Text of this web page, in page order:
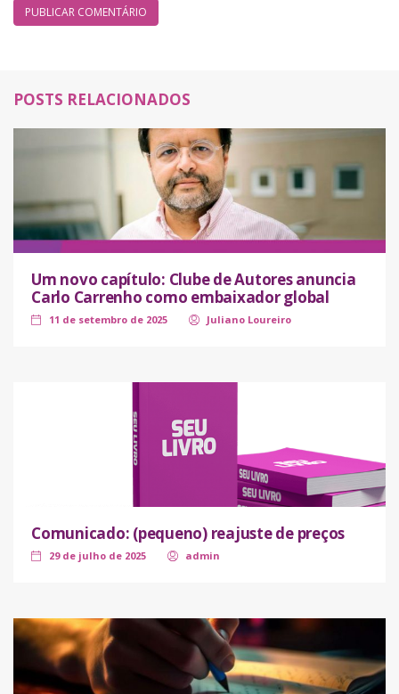
POSTS RELACIONADOS
Um novo capítulo: Clube de Autores anuncia
Carlo Carrenho como embaixador global
11 de setembro de 2025 Juliano Loureiro
Comunicado: (pequeno) reajuste de preços
29 de julho de 2025 admin